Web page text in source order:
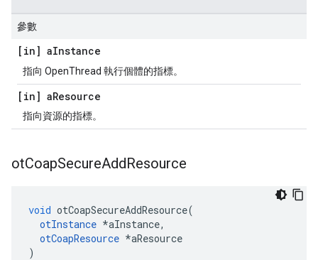
參數
[in] aInstance
指向 OpenThread 執行個體的指標。
[in] aResource
指向資源的指標。
otCoapSecureAddResource
void otCoapSecureAddResource(
otInstance *aInstance,
otCoapResource *aResource
)